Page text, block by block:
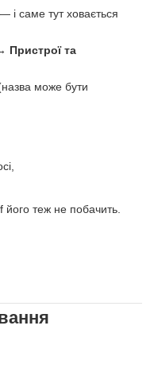
і саме тут ховається
Пристрої та
може бути
теж не побачить.